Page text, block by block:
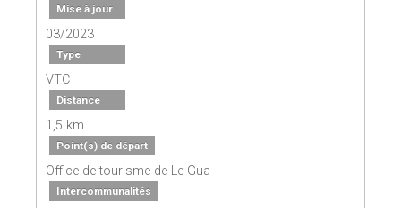
Mise à jour
03/2023
Type
VTC
Distance
1,5 km
Point(s) de départ
Office de tourisme de Le Gua
Intercommunalités